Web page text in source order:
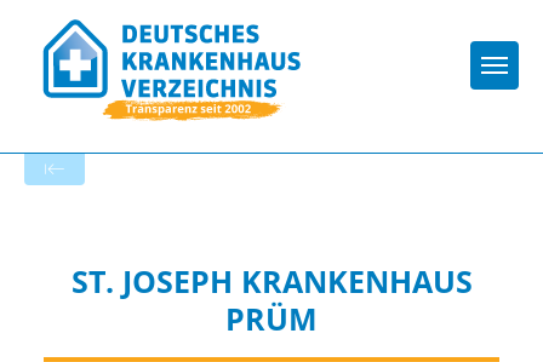
ST. JOSEPH KRANKENHAUS
PRÜM